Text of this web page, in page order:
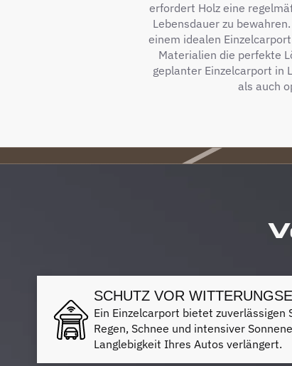
erfordert Holz eine
Lebensdauer zu
einem idealen
Materialien die perfekte
geplanter Einzelcarport in
als auch
SCHUTZ VOR
Ein Einzelcarport bietet zuverlässigen
Regen, Schnee und intensiver
Langlebigkeit Ihres Autos verlängert.